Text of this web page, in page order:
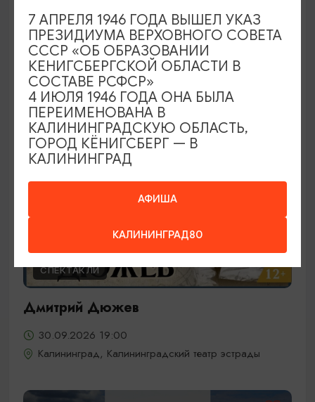
Ирландское шоу
29.09.2026 19:00
Калининград, Калининградский театр эстрады
ОТ 2000₽
СПЕКТАКЛИ
Дмитрий Дюжев
30.09.2026 19:00
Калининград, Калининградский театр эстрады
АФИША
КАЛИНИНГРАД80
7 АПРЕЛЯ 1946 ГОДА ВЫШЕЛ УКАЗ
ПРЕЗИДИУМА ВЕРХОВНОГО СОВЕТА
СССР «ОБ ОБРАЗОВАНИИ
КЕНИГСБЕРГСКОЙ ОБЛАСТИ В
СОСТАВЕ РСФСР»
4 ИЮЛЯ 1946 ГОДА ОНА БЫЛА
ПЕРЕИМЕНОВАНА В
КАЛИНИНГРАДСКУЮ ОБЛАСТЬ,
ГОРОД КЁНИГСБЕРГ — В
КАЛИНИНГРАД